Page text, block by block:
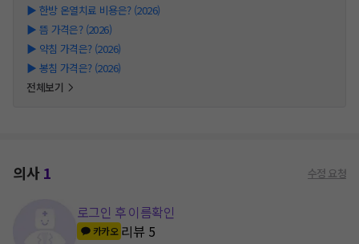
▶ 한방 온열치료 비용은? (2026)
▶ 뜸 가격은? (2026)
▶ 약침 가격은? (2026)
▶ 봉침 가격은? (2026)
전체보기
의사1 수정 요청
로그인 후 이름확인
카카오 리뷰 5